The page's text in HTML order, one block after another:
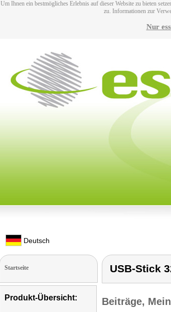
Um Ihnen ein bestmögliches Erlebnis auf dieser Website zu bieten
zu. Informationen zur
Nur
Deutsch
Startseite
Produkt-Übersicht:
USB-Stick
Beiträge,